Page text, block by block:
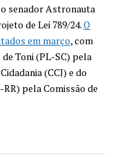
senador Astronauta
de Lei 789/24.O
em março, com
Toni (PL-SC) pela
(CCJ) e do
pela Comissão de